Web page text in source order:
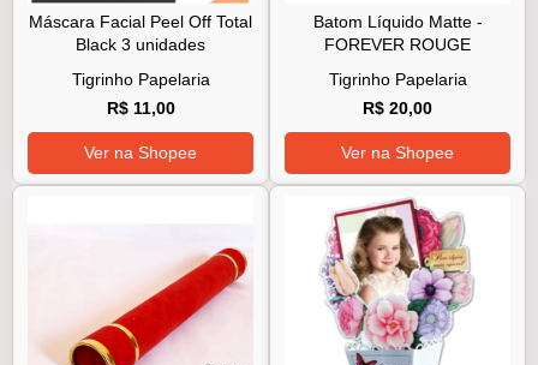
Máscara Facial Peel Off Total
Black 3 unidades
Tigrinho Papelaria
R$ 11,00
Ver na Shopee
Batom Líquido Matte -
FOREVER ROUGE
Tigrinho Papelaria
R$ 20,00
Ver na Shopee